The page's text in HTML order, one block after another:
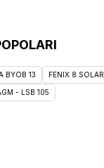
BYOB 13 FENIX 8 SOLAR
- LSB 105